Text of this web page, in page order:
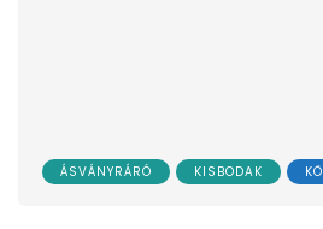
ÁSVÁNYRÁRÓ KISBODAK